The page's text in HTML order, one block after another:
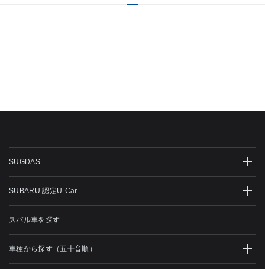
SUGDAS
SUBARU 認定U-Car
スバル車を探す
車種から探す（五十音順）